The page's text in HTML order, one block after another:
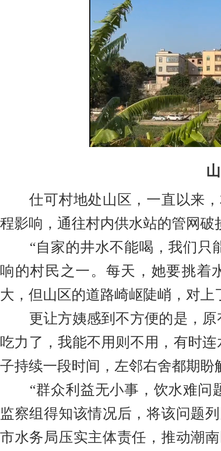
仕可村地处山区，一直以来
程影响，通往村内供水站的管网
“自家的井水不能喝，我们只
响的村民之一。每天，她要挑着
大，但山区的道路崎岖陡峭，对
更让方姨感到不方便的是，
吃力了，我能不用则不用，有时
子持续一段时间，左邻右舍都期
“群众利益无小事，饮水难问
监察组得知该情况后，将该问题
市水务局压实主体责任，推动潮